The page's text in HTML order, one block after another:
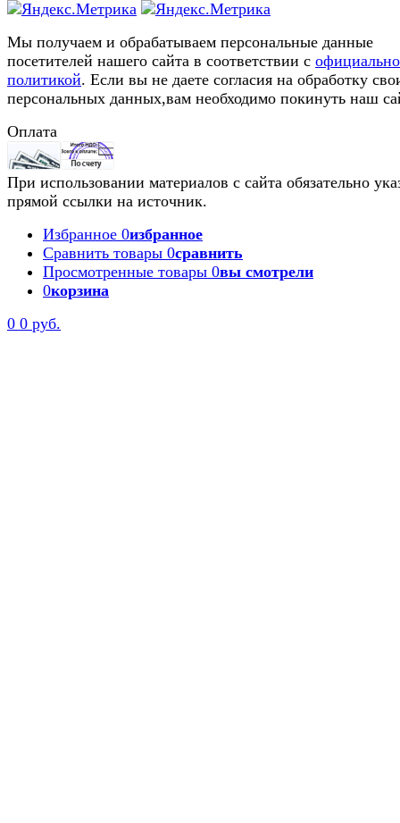
Мы получаем и обрабатываем персональные данные
посетителей нашего сайта в соответствии с
политикой. Если вы не даете согласия на обработку
персональных данных,вам необходимо покинуть наш
Оплата
При использовании материалов с сайта обязательно
прямой ссылки на источник.
Избранное 0избранное
Сравнить товары 0сравнить
Просмотренные товары 0вы смотрели
0корзина
0 0 руб.